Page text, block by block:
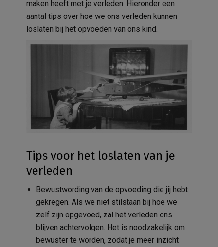
maken heeft met je verleden. Hieronder een
aantal tips over hoe we ons verleden kunnen
loslaten bij het opvoeden van ons kind.
Tips voor het loslaten van je
verleden
Bewustwording van de opvoeding die jij hebt
gekregen. Als we niet stilstaan bij hoe we
zelf zijn opgevoed, zal het verleden ons
blijven achtervolgen. Het is noodzakelijk om
bewuster te worden, zodat je meer inzicht